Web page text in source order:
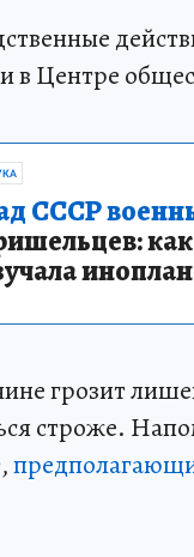
в Центре
СССР
как
грозит
строже.